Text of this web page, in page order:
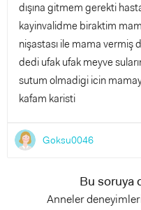
dışına gitmem gerekti
kayinvalidme biraktim
nişastası ile mama vermiş
dedi ufak ufak meyve
sutum olmadigi icin
kafam karisti
Goksu0046
Bu soruya
Anneler